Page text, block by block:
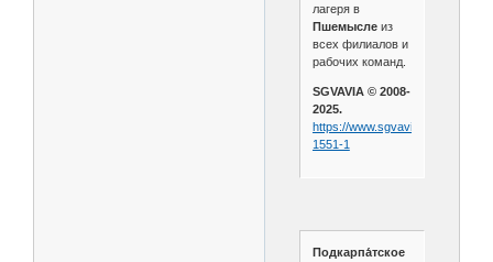
лагеря в
Пшемыслеиз
всех филиалов и
рабочих команд.
SGVAVIA © 2008-
2025.
https://www.sgvavia.ru/forum/78-
1551-1
Подкарпа́тское